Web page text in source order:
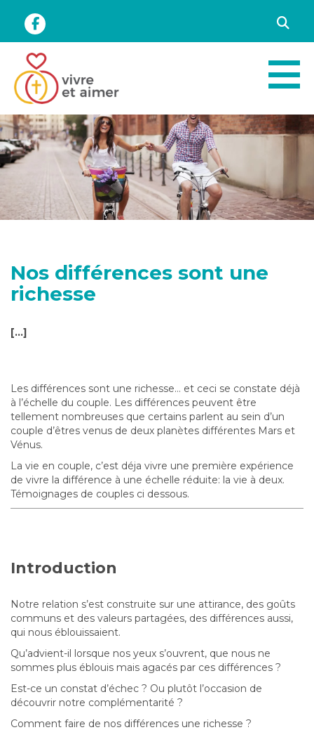
Vivre
et
Aimer
-
Nos
une
richesse
Nos différences sont une
richesse
[…]
Les différences sont une richesse… et ceci se constate déjà
à l’échelle du couple. Les différences peuvent être
tellement nombreuses que certains parlent au sein d’un
couple d’êtres venus de deux planètes différentes Mars et
Vénus.
La vie en couple, c’est déja vivre une première expérience
de vivre la différence à une échelle réduite: la vie à deux.
Témoignages de couples ci dessous.
Introduction
Notre relation s’est construite sur une attirance, des goûts
communs et des valeurs partagées, des différences aussi,
qui nous éblouissaient.
Qu’advient-il lorsque nos yeux s’ouvrent, que nous ne
sommes plus éblouis mais agacés par ces différences ?
Est-ce un constat d’échec ? Ou plutôt l’occasion de
découvrir notre complémentarité ?
Comment faire de nos différences une richesse ?